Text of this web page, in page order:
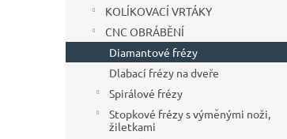
a
KOLÍKOVACÍ VRTÁKY
CNC OBRÁBĚNÍ
Diamantové frézy
Dlabací frézy na dveře
Spirálové frézy
Stopkové frézy s výměnými noži,
žiletkami